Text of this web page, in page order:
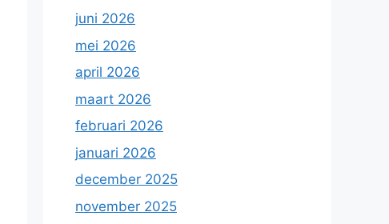
juni 2026
mei 2026
april 2026
maart 2026
februari 2026
januari 2026
december 2025
november 2025